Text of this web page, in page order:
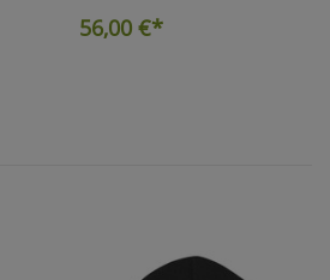
56,00 €*